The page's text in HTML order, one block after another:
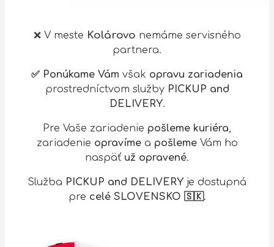
❌ V meste Kolárovo nemáme servisného
partnera.
✅ Ponúkame Vám však opravu zariadenia
prostredníctvom služby PICKUP and
DELIVERY.
Pre Vaše zariadenie pošleme kuriéra,
zariadenie opravímea pošlemeVám ho
naspäť už opravené.
Služba PICKUP and DELIVERY je dostupná
pre celé SLOVENSKO 🇸🇰.